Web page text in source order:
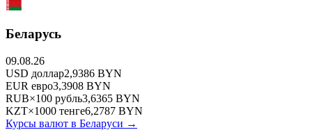
Беларусь
09.08.26
USD доллар2,9386 BYN
EUR евро3,3908 BYN
RUB×100 рубль3,6365 BYN
KZT×1000 тенге6,2787 BYN
Курсы валют в Беларуси →